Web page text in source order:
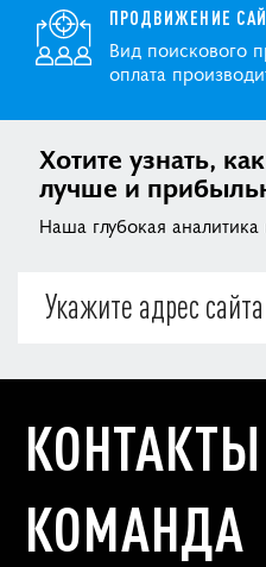
ПРОДВИЖЕНИЕ
Вид поискового
оплата
Хотите узнать,
лучше и
Наша глубокая
КОНТАКТЫ
КОМАНДА